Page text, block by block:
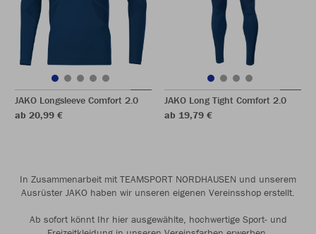
JAKO Longsleeve Comfort 2.0
ab 20,99 €
JAKO Long Tight Comfort 2.0
ab 19,79 €
In Zusammenarbeit mit TEAMSPORT NORDHAUSEN und unserem
Ausrüster JAKO haben wir unseren eigenen Vereinsshop erstellt.
Ab sofort könnt Ihr hier ausgewählte, hochwertige Sport- und